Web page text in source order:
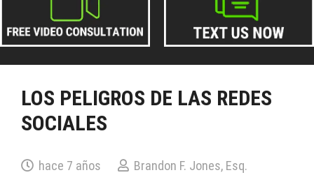
LOS PELIGROS DE LAS REDES
SOCIALES
hace 7 años
Brandon F. Jones, Esq.